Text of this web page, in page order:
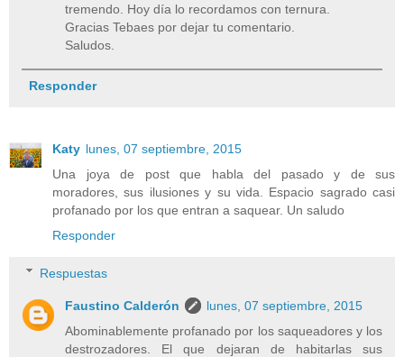
tremendo. Hoy día lo recordamos con ternura.
Gracias Tebaes por dejar tu comentario.
Saludos.
Responder
Katy lunes, 07 septiembre, 2015
Una joya de post que habla del pasado y de sus
moradores, sus ilusiones y su vida. Espacio sagrado casi
profanado por los que entran a saquear. Un saludo
Responder
Respuestas
Faustino Calderón
lunes, 07 septiembre, 2015
Abominablemente profanado por los saqueadores y los
destrozadores. El que dejaran de habitarlas sus